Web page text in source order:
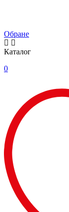
Обране
Каталог
0